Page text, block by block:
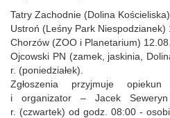
Tatry Zachodnie (Dolina
Ustroń (Leśny Park Niespodzianek)
Chorzów (ZOO i Planetarium)
Ojcowski PN (zamek, jaskinia,
r. (poniedziałek).
Zgłoszenia przyjmuje opiekun
i organizator – Jacek
r. (czwartek) od godz. 08:00 -